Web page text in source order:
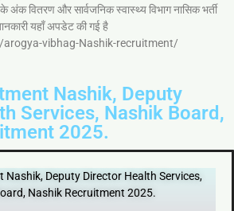
अंक वितरण और सार्वजनिक स्वास्थ्य विभाग नासिक भर्ती
यहाँ अपडेट की गई है
vibhag-Nashik-recruitment/
Nashik, Deputy
Services, Nashik Board,
2025.
Nashik, Deputy Director Health Services,
Nashik Recruitment 2025.